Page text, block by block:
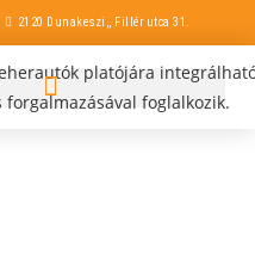
2120 Dunakeszi,, Fillér utca 31.